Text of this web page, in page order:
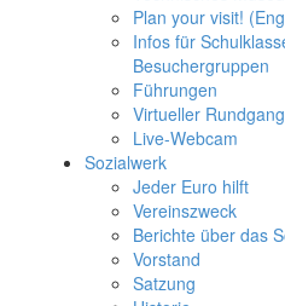
Plan your visit!
Infos für
Besuchergruppen
Führungen
Virtueller Rundgang
Live-Webcam
Sozialwerk
Jeder Euro hilft
Vereinszweck
Berichte über das
Vorstand
Satzung